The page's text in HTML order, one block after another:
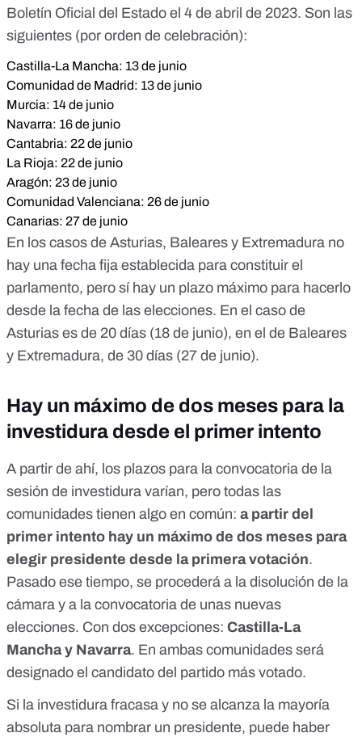
Boletín Oficial del Estado el 4 de abril de 2023. Son las
siguientes (por orden de celebración):
Castilla-La Mancha: 13 de junio
Comunidad de Madrid: 13 de junio
Murcia: 14 de junio
Navarra: 16 de junio
Cantabria: 22 de junio
La Rioja: 22 de junio
Aragón: 23 de junio
Comunidad Valenciana: 26 de junio
Canarias: 27 de junio
En los casos de Asturias, Baleares y Extremadura no
hay una fecha fija establecida para constituir el
parlamento, pero sí hay un plazo máximo para hacerlo
desde la fecha de las elecciones. En el caso de
Asturias es de 20 días (18 de junio), en el de Baleares
y Extremadura, de 30 días (27 de junio).
Hay un máximo de dos meses para la
investidura desde el primer intento
A partir de ahí, los plazos para la convocatoria de la
sesión de investidura varían, pero todas las
comunidades tienen algo en común: a partir del
primer intento hay un máximo de dos meses para
elegir presidente desde la primera votación.
Pasado ese tiempo, se procederá a la disolución de la
cámara y a la convocatoria de unas nuevas
elecciones. Con dos excepciones: Castilla-La
Mancha y Navarra. En ambas comunidades será
designado el candidato del partido más votado.
Si la investidura fracasa y no se alcanza la mayoría
absoluta para nombrar un presidente, puede haber